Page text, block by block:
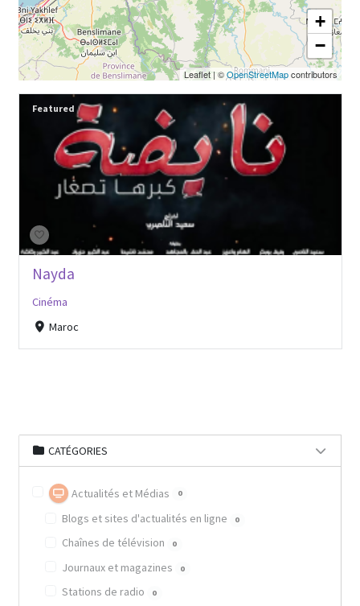
Nayda
Cinéma
Maroc
Featured
+
−
Leaflet | ©OpenStreetMapcontributors
CATÉGORIES
Actualités et Médias 0
Blogs et sites d'actualités en ligne 0
Chaînes de télévision 0
Journaux et magazines 0
Stations de radio 0